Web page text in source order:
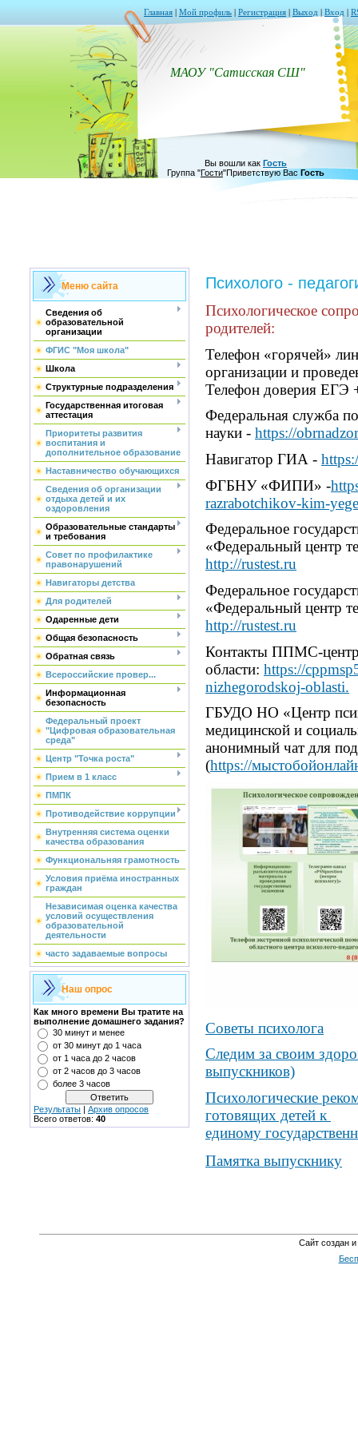
Главная Мой профиль Регистрация Выход Вход
МАОУ "Сатисская СШ"
Вы вошли как Гость
Группа "Гости"Приветствую Вас Гость
Меню сайта
Сведения об
образовательной
организации
ФГИС "Моя школа"
Школа
Структурные подразделения
Государственная итоговая
аттестация
Приоритеты развития
воспитания и
дополнительное образование
Наставничество обучающихся
Сведения об организации
отдыха детей и их
оздоровления
Образовательные стандарты
и требования
Совет по профилактике
правонарушений
Навигаторы детства
Для родителей
Одаренные дети
Общая безопасность
Обратная связь
Всероссийские провер...
Информационная
безопасность
Федеральный проект
"Цифровая образовательная
среда"
Центр "Точка роста"
Прием в 1 класс
ПМПК
Противодействие коррупции
Внутренняя система оценки
качества образования
Функциональняя грамотность
Условия приёма иностранных
граждан
Независимая оценка качества
условий осуществления
образовательной
деятельности
часто задаваемые вопросы
Наш опрос
Как много времени Вы тратите на
выполнение домашнего задания?
30 минут и менее
от 30 минут до 1 часа
от 1 часа до 2 часов
от 2 часов до 3 часов
более 3 часов
Результаты | Архив опросов
Всего ответов: 40
Психолого -
Психологическое
родителей:
Телефон «горячей»
организации и
Телефон доверия ЕГЭ
Федеральная служба
науки - https://
Навигатор ГИА -
ФГБНУ «ФИПИ» -
razrabotchikov-kim-yege
Федеральное
«Федеральный центр
http://rustest.ru
Федеральное
«Федеральный центр
http://rustest.ru
Контакты ППМС-
области: https://
nizhegorodskoj-oblasti.
ГБУДО НО «Центр
медицинской и
анонимный чат для
(https://
Советы психолога
Следим за своим
выпускников)
Психологические
готовящих детей к
единому
Памятка выпускнику
Сайт создан